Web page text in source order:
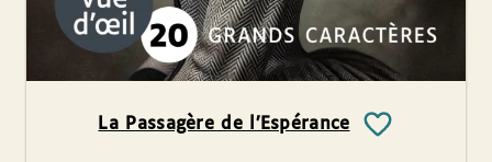
La Passagère de l’Espérance